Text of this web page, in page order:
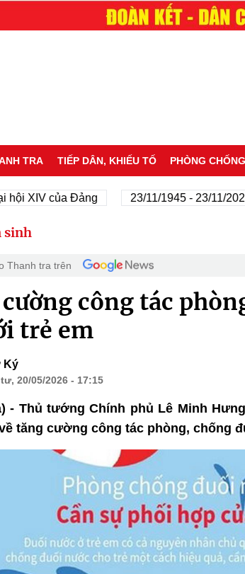
TRA TIẾP DÂN, KHIẾU TỐ PHÒNG
XIV của Đảng 23/11/1945 - 23/11/2025
sinh
Thanh tra trên
công tác
trẻ em
Ký
20/05/2026 - 17:15
- Thủ tướng Chính phủ Lê Minh
về tăng cường công tác phòng, chống